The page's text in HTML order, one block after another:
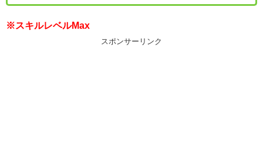
※スキルレベルMax
スポンサーリンク